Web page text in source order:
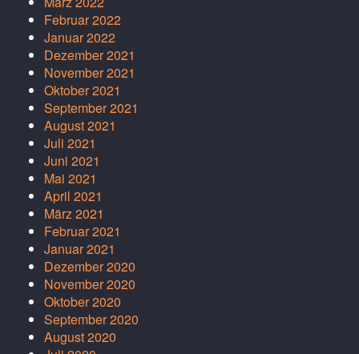
Februar 2022
Januar 2022
Dezember 2021
November 2021
Oktober 2021
September 2021
August 2021
Juli 2021
Juni 2021
Mai 2021
April 2021
März 2021
Februar 2021
Januar 2021
Dezember 2020
November 2020
Oktober 2020
September 2020
August 2020